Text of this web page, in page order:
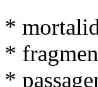
*
*
*